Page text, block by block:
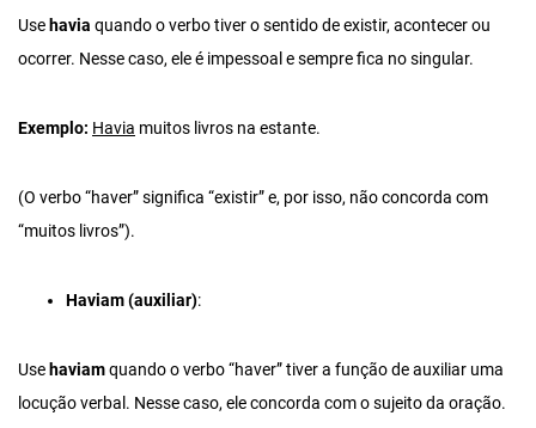
Use havia quando o verbo tiver o sentido de existir, acontecer ou
ocorrer. Nesse caso, ele é impessoal e sempre fica no singular.
Exemplo: Havia muitos livros na estante.
(O verbo “haver” significa “existir” e, por isso, não concorda com
“muitos livros”).
Haviam (auxiliar):
Use haviamquando o verbo “haver” tiver a função de auxiliar uma
locução verbal. Nesse caso, ele concorda com o sujeito da oração.